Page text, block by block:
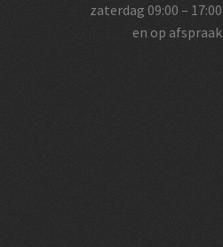
zaterdag 09:00 – 17:00
en op afspraak